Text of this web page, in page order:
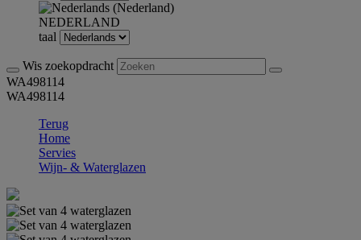
NEDERLAND
taal
Wis zoekopdracht
WA498114
WA498114
Terug
Home
Servies
Wijn- & Waterglazen